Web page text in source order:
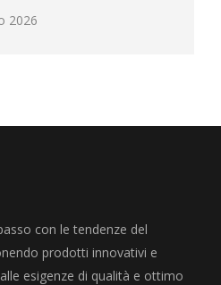
2026
con le tendenze del
prodotti innovativi e
esigenze di qualità e ottimo